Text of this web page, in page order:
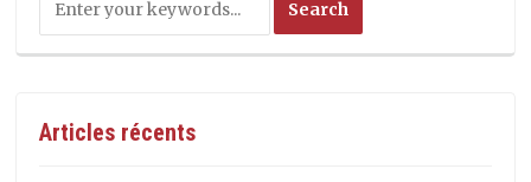
Articles récents